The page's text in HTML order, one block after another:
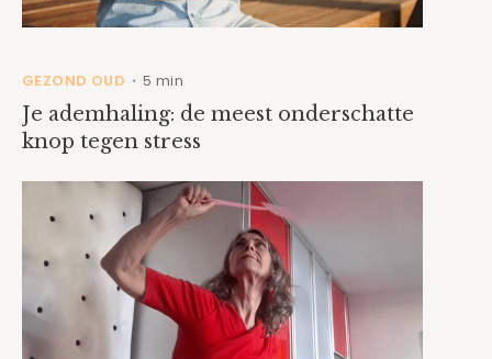
GEZOND OUD • 5 min
Je ademhaling: de meest onderschatte
knop tegen stress